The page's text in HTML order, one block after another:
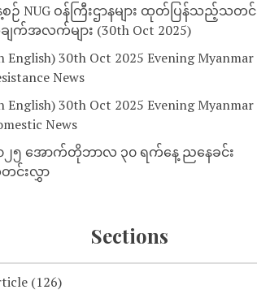
စဉ် NUG ဝန်ကြီးဌာနများ ထုတ်ပြန်သည့်သတင်
ျက်အလက်များ (30th Oct 2025)
English) 30th Oct 2025 Evening Myanmar
News
English) 30th Oct 2025 Evening Myanmar
News
၂၅ အောက်တိုဘာလ ၃၀ ရက်နေ့ ညနေခင်း
င်းလွှာ
Sections
(126)